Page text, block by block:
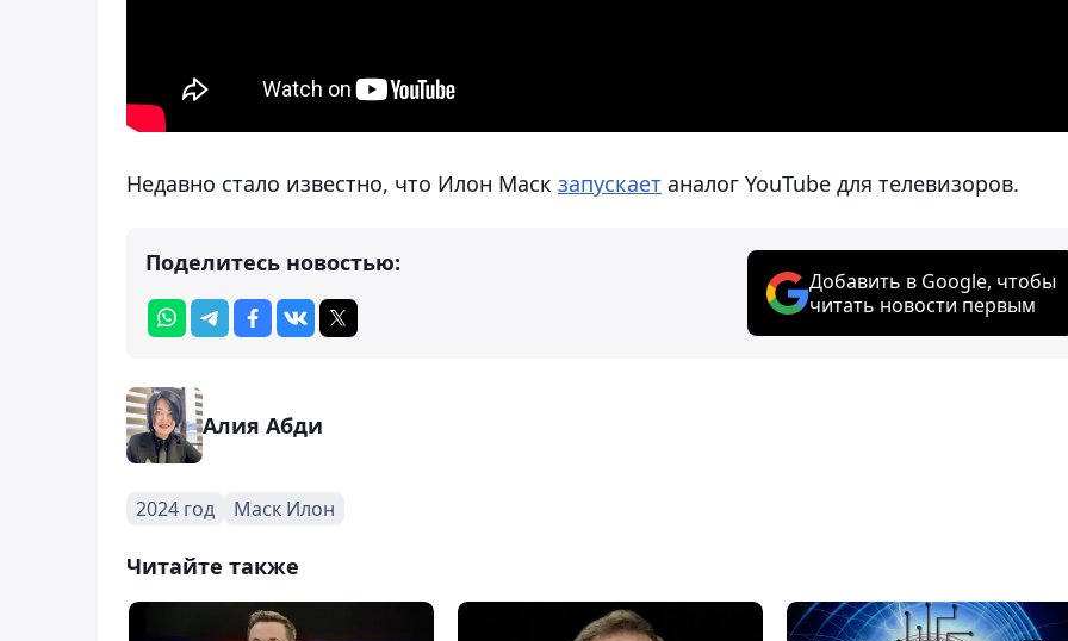
Недавно стало известно, что Илон Маск запускает аналог YouTube для телевизоров.
Поделитесь новостью:
Добавить в Google, чтобы
читать новости первым
Алия Абди
2024 год Маск Илон
Читайте также